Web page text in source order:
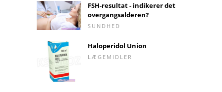
FSH-resultat - indikerer det
overgangsalderen?
SUNDHED
Haloperidol Union
LÆGEMIDLER